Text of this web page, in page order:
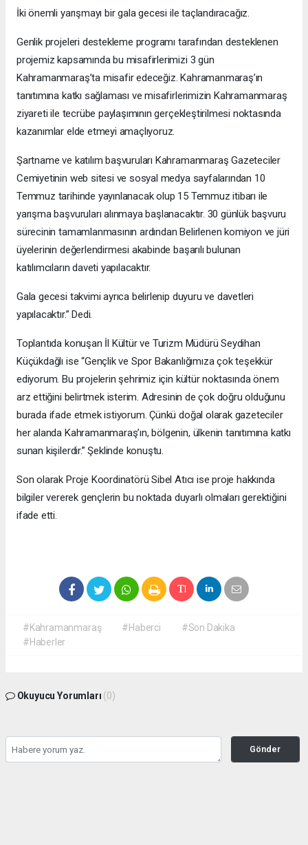
İki önemli yarışmayı bir gala gecesi ile taçlandıracağız.
Genlik projeleri destekleme programı tarafından desteklenen
projemiz kapsamında bu misafirlerimizi 3 gün
Kahramanmaraş’ta misafir edeceğiz. Kahramanmaraş’ın
tanıtımına katkı sağlaması ve misafirlerimizin Kahramanmaraş
ziyareti ile tecrübe paylaşımının gerçekleştirilmesi noktasında
kazanımlar elde etmeyi amaçlıyoruz.
Şartname ve katılım başvuruları Kahramanmaraş Gazeteciler
Cemiyetinin web sitesi ve sosyal medya sayfalarından 10
Temmuz tarihinde yayınlanacak olup 15 Temmuz itibarı ile
yarışma başvuruları alınmaya başlanacaktır. 30 günlük başvuru
sürecinin tamamlanmasının ardından Belirlenen komiyon ve jüri
üyelerinin değerlendirmesi akabinde başarılı bulunan
katılımcıların daveti yapılacaktır.
Gala gecesi takvimi ayrıca belirlenip duyuru ve davetleri
yapılacaktır.” Dedi.
Toplantıda konuşan İl Kültür ve Turizm Müdürü Seydihan
Küçükdağlı ise “Gençlik ve Spor Bakanlığımıza çok teşekkür
ediyorum. Bu projelerin şehrimiz için kültür noktasında önem
arz ettiğini belirtmek isterim. Adresinin de çok doğru olduğunu
burada ifade etmek istiyorum. Çünkü doğal olarak gazeteciler
her alanda Kahramanmaraş’ın, bölgenin, ülkenin tanıtımına katkı
sunan kişilerdir.” Şeklinde konuştu.
Son olarak Proje Koordinatörü Sibel Atıcı ise proje hakkında
bilgiler vererek gençlerin bu noktada duyarlı olmaları gerektiğini
ifade etti.
#Kahramanmaraş #Haberci
#Son Dakika
#Haberler
Okuyucu Yorumları (0)
Gönder